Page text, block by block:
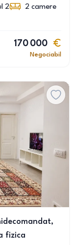
2 2 camere
170 000
Negociabil
fizica